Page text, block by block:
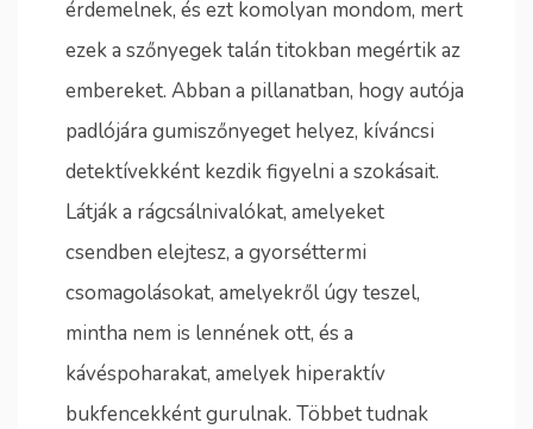
érdemelnek, és ezt komolyan mondom, mert
ezek a szőnyegek talán titokban megértik az
embereket. Abban a pillanatban, hogy autója
padlójára gumiszőnyeget helyez, kíváncsi
detektívekként kezdik figyelni a szokásait.
Látják a rágcsálnivalókat, amelyeket
csendben elejtesz, a gyorséttermi
csomagolásokat, amelyekről úgy teszel,
mintha nem is lennének ott, és a
kávéspoharakat, amelyek hiperaktív
bukfencekként gurulnak. Többet tudnak